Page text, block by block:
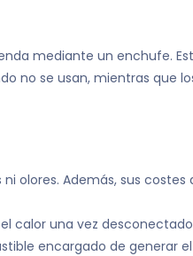
mediante un enchufe.
no se usan, mientras que
olores. Además, sus
calor una vez
encargado de generar